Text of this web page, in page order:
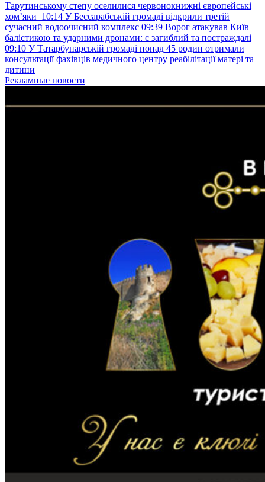
Тарутинському степу оселилися червонокнижні європейські
хом’яки 10:14 У Бессарабській громаді відкрили третій
сучасний водоочисний комплекс 09:39 Ворог атакував Київ
балістикою та ударними дронами: є загиблий та постраждалі
09:10 У Татарбунарській громаді понад 45 родин отримали
консультації фахівців медичного центру реабілітації матері та
дитини
Рекламные новости